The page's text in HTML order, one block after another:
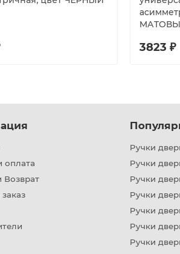
3823 ₽
оплата
Возврат
Ручки
Ручки
Ручки
Ручки
Ручки
Ручки
Ручки